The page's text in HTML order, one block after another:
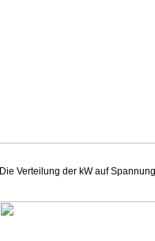
Die Verteilung der kW auf